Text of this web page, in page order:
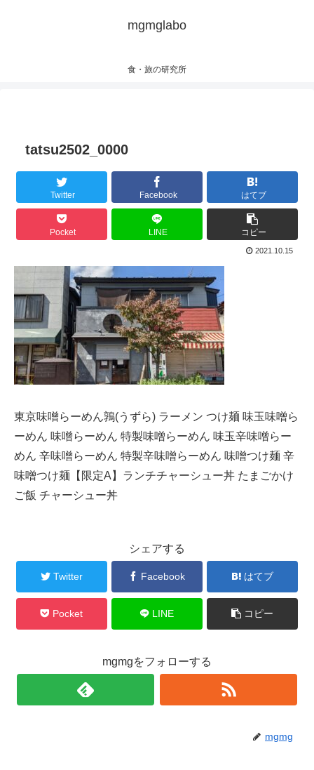
mgmglabo
食・旅の研究所
tatsu2502_0000
Twitter Facebook はてブ
Pocket LINE コピー
2021.10.15
東京味噌らーめん鶉(うずら) ラーメン つけ麺 味玉味噌ら
ーめん 味噌らーめん 特製味噌らーめん 味玉辛味噌らー
めん 辛味噌らーめん 特製辛味噌らーめん 味噌つけ麺 辛
味噌つけ麺【限定A】ランチチャーシュー丼 たまごかけ
ご飯 チャーシュー丼
シェアする
Twitter Facebook はてブ
Pocket LINE コピー
mgmgをフォローする
mgmg